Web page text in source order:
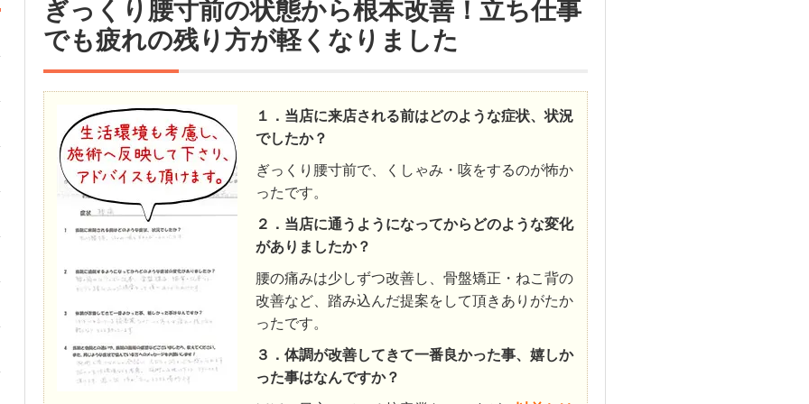
ぎっくり腰寸前の状態から根本改善！立ち仕事
でも疲れの残り方が軽くなりました
１．当店に来店される前はどのような症状、状況
でしたか？
ぎっくり腰寸前で、くしゃみ・咳をするのが怖か
ったです。
２．当店に通うようになってからどのような変化
がありましたか？
腰の痛みは少しずつ改善し、骨盤矯正・ねこ背の
改善など、踏み込んだ提案をして頂きありがたか
ったです。
３．体調が改善してきて一番良かった事、嬉しか
った事はなんですか？